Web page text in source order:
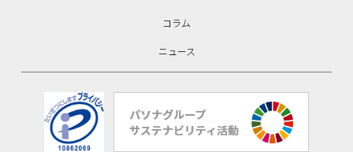
コラム
ニュース